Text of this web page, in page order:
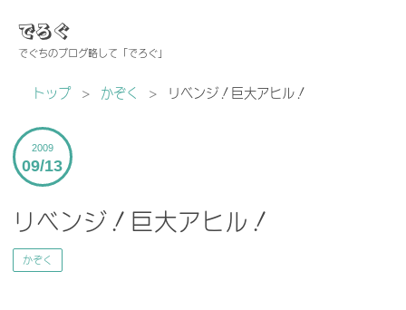
でろぐ
でぐちのブログ略して「でろぐ」
トップ > かぞく > リベンジ！巨大アヒル！
2009
09 13
リベンジ！巨大アヒル！
かぞく